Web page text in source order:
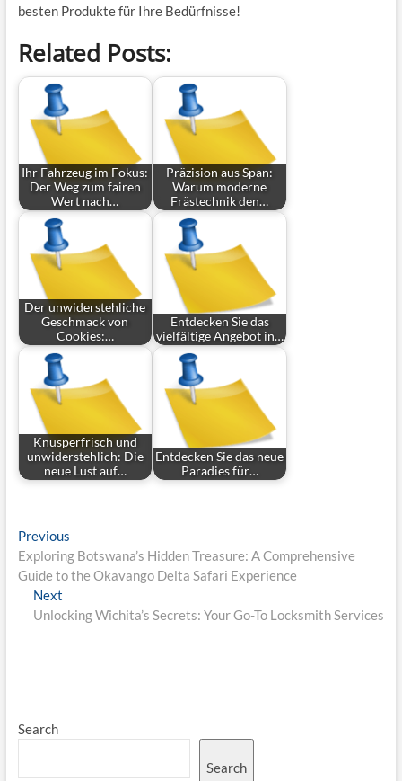
besten Produkte für Ihre Bedürfnisse!
Related Posts:
Ihr Fahrzeug im Fokus:
Der Weg zum fairen
Wert nach…
Präzision aus Span:
Warum moderne
Frästechnik den…
Der unwiderstehliche
Geschmack von
Cookies:…
Entdecken Sie das
vielfältige Angebot in…
Knusperfrisch und
unwiderstehlich: Die
neue Lust auf…
Entdecken Sie das neue
Paradies für…
Post
navigation
PreviousPrevious
post:
Exploring Botswana’s Hidden Treasure: A Comprehensive
Guide to the Okavango Delta Safari Experience
Next
post:
Unlocking Wichita’s Secrets: Your Go-To Locksmith Services
Search
Search